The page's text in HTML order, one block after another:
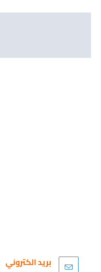
بريد الكتروني